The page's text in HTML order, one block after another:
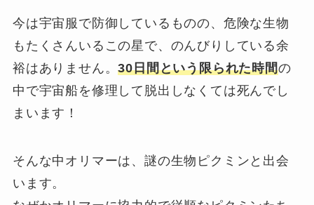
今は宇宙服で防御しているものの、危険な生物
もたくさんいるこの星で、のんびりしている余
裕はありません。30日間という限られた時間の
中で宇宙船を修理して脱出しなくては死んでし
まいます！
そんな中オリマーは、謎の生物ピクミンと出会
います。